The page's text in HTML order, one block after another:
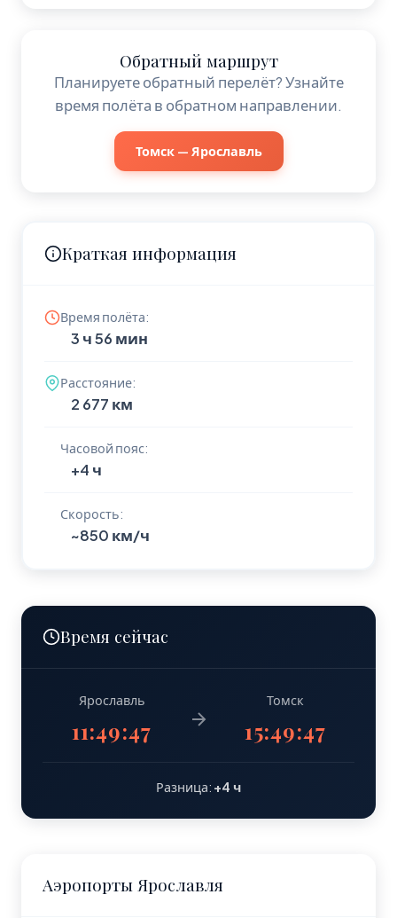
Обратный маршрут
Планируете обратный перелёт? Узнайте
время полёта в обратном направлении.
Томск — Ярославль
Краткая информация
Время полёта:
3 ч 56 мин
Расстояние:
2 677 км
Часовой пояс:
+4 ч
Скорость:
~850 км/ч
Время сейчас
Ярославль
11:49:48
Томск
15:49:48
Разница: +4 ч
Аэропорты Ярославля